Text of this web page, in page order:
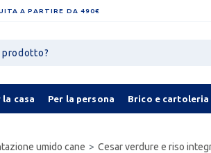
A PARTIRE DA 490€
la casa Per la persona Brico e cartoleria
umido cane Cesar verdure e riso